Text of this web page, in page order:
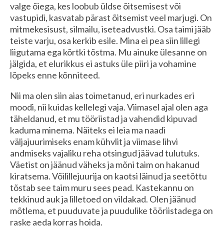
valge õiega, kes loobub üldse õitsemisest või
vastupidi, kasvatab pärast õitsemist veel marjugi. On
mitmekesisust, silmailu, iseteadvustki. Osa taimi jääb
teiste varju, osa kerkib esile. Mina ei pea siin lillegi
liigutama ega kõrtki tõstma. Mu ainuke ülesanne on
jälgida, et elurikkus ei astuks üle piiri ja vohamine
lõpeks enne kõnniteed.
Nii ma olen siin aias toimetanud, eri nurkades eri
moodi, nii kuidas kellelegi vaja. Viimasel ajal olen aga
täheldanud, et mu tööriistad ja vahendid kipuvad
kaduma minema. Näiteks ei leia ma naadi
väljajuurimiseks enam kühvlit ja viimase lihvi
andmiseks vajaliku reha otsingud jäävad tulutuks.
Väetist on jäänud väheks ja mõni taim on hakanud
kiratsema. Võilillejuurija on kaotsi läinud ja seetõttu
tõstab see taim muru sees pead. Kastekannu on
tekkinud auk ja lilletoed on vildakad. Olen jäänud
mõtlema, et puuduvate ja puudulike tööriistadega on
raske aeda korras hoida.